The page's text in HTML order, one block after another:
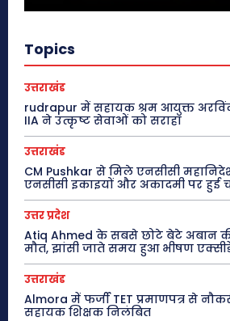
Topics
उत्तराखंड
rudrapur में सहायक श्रम आयुक्त
IIA ने उत्कृष्ट सेवाओं को सराहा
उत्तराखंड
CM Pushkar से मिले एनसीसी
एनसीसी इकाइयों और अकादमी पर हुई
उत्तर प्रदेश
Atiq Ahmed के सबसे छोटे बेटे अबान
मौत, झांसी जाते समय हुआ भीषण
उत्तराखंड
Almora में फर्जी TET प्रमाणपत्र से
सहायक शिक्षक निलंबित